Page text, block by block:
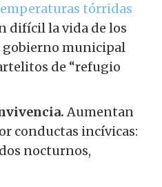
tórridas
difícil la vida de los
gobierno municipal
de “refugio
Aumentan
conductas incívicas:
nocturnos,